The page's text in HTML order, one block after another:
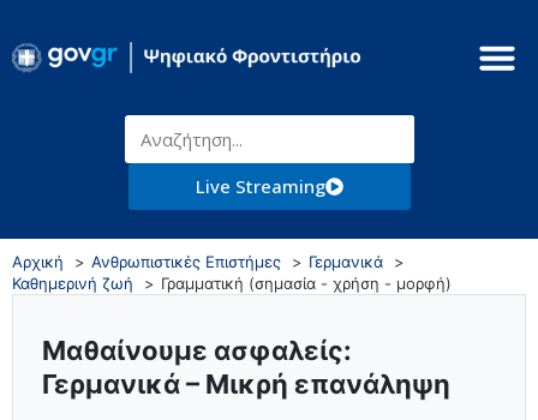
Live Streaming
Αρχική Ανθρωπιστικές Επιστήμες
Γερμανικά
Καθημερινή ζωή
Γραμματική (σημασία - χρήση - μορφή)
Μαθαίνουμε ασφαλείς:
Γερμανικά – Μικρή επανάληψη